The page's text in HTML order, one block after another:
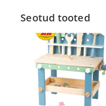
Seotud tooted